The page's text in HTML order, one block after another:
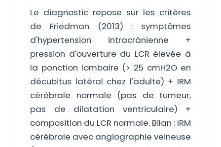
Le diagnostic repose sur les critères
de Friedman (2013) : symptômes
d'hypertension intracrânienne +
pression d'ouverture du LCR élevée à
la ponction lombaire (> 25 cmH2O en
décubitus latéral chez l'adulte) + IRM
cérébrale normale (pas de tumeur,
pas de dilatation ventriculaire) +
composition du LCR normale. Bilan : IRM
cérébrale avec angiographie veineuse